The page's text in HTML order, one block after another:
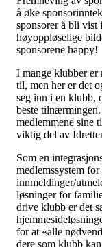
å øke
sponsorer å bli vist
høyoppløselige
sponsorene happy!
I mange klubber er
til, men her er det
seg inn i en klubb,
beste
medlemmene sine
viktig del av
Som en
medlemssystem
innmeldinger/
løsninger for
drive klubb er det
for at «alle
dere som klubb